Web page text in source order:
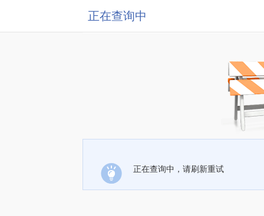
正在查询中
正在查询中，请刷新重试